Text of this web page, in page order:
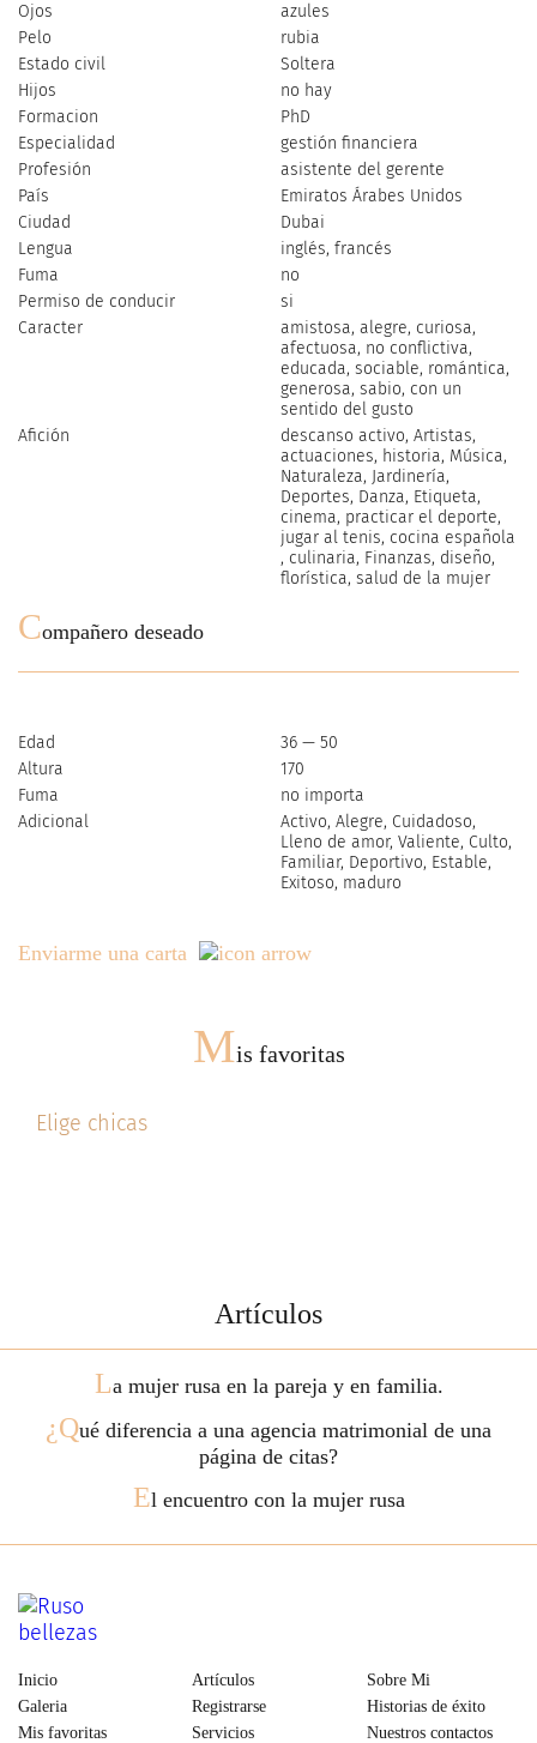
Ojos
azules
Pelo
rubia
Estado civil
Soltera
Hijos
no hay
Formacion
PhD
Especialidad
gestión financiera
Profesión
asistente del gerente
País
Emiratos Árabes Unidos
Ciudad
Dubai
Lengua
inglés, francés
Fuma
no
Permiso de conducir
si
Caracter
amistosa, alegre, curiosa,
afectuosa, no conflictiva,
educada, sociable, romántica,
generosa, sabio, con un
sentido del gusto
Afición
descanso activo, Artistas,
actuaciones, historia, Música,
Naturaleza, Jardinería,
Deportes, Danza, Etiqueta,
cinema, practicar el deporte,
jugar al tenis, cocina española
, culinaria, Finanzas, diseño,
florística, salud de la mujer
Compañero deseado
Edad
36 — 50
Altura
170
Fuma
no importa
Adicional
Activo, Alegre, Cuidadoso,
Lleno de amor, Valiente, Culto,
Familiar, Deportivo, Estable,
Exitoso, maduro
Enviarme una carta
Mis favoritas
Elige chicas
Artículos
La mujer rusa en la pareja y en familia.
¿Qué diferencia a una agencia matrimonial de una
página de citas?
El encuentro con la mujer rusa
Inicio
Galeria
Mis favoritas
Artículos
Registrarse
Servicios
Sobre Mi
Historias de éxito
Nuestros contactos